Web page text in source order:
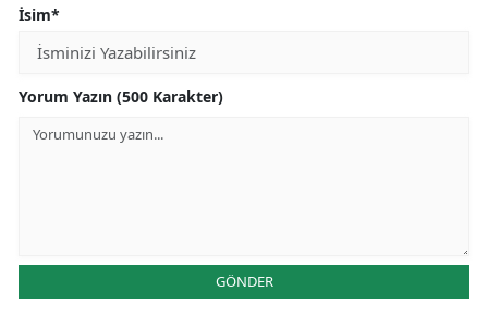
İsim*
Yorum Yazın (500 Karakter)
GÖNDER